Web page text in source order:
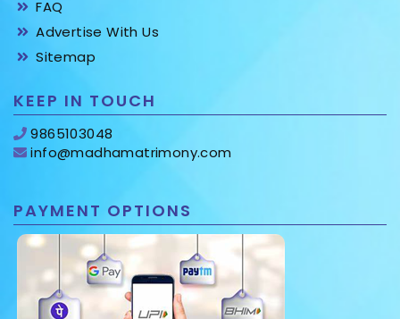
Contact Us
Success Stories
FAQ
Sitemap
KEEP IN TOUCH
info@madhamatrimony.com
PAYMENT OPTIONS